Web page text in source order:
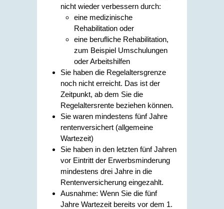
nicht wieder verbessern durch:
eine medizinische
Rehabilitation oder
eine berufliche Rehabilitation,
zum Beispiel Umschulungen
oder Arbeitshilfen
Sie haben die Regelaltersgrenze
noch nicht erreicht. Das ist der
Zeitpunkt, ab dem Sie die
Regelaltersrente beziehen können.
Sie waren mindestens fünf Jahre
rentenversichert (allgemeine
Wartezeit)
Sie haben in den letzten fünf Jahren
vor Eintritt der Erwerbsminderung
mindestens drei Jahre in die
Rentenversicherung eingezahlt.
Ausnahme: Wenn Sie die fünf
Jahre Wartezeit bereits vor dem 1.